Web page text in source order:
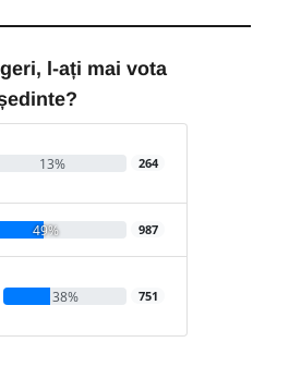
l-ați mai vota
13% 264
49% 987
38% 751